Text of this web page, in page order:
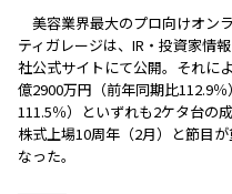
美容業界最大のプロ向けオン
ティガレージは、IR・投資家情
社公式サイトにて公開。それに
億2900万円（前年同期比112.9
111.5％）といずれも2ケタ台の
株式上場10周年（2月）と節目
なった。